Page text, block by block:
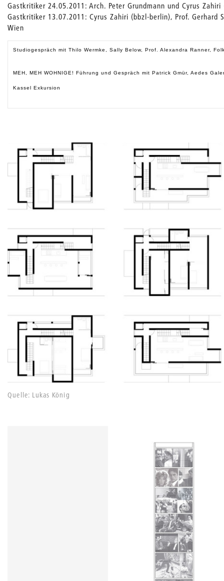
Gastkritiker 24.05.2011: Arch. Peter Grundmann und Cyrus
Gastkritiker 13.07.2011: Cyrus Zahiri (bbzl-berlin), Prof. Gerhard
Wien
Studiogespräch mit Thilo Wermke, Sally Below, Prof. Alexandra Ranner,
MEH, MEH WOHNIGE! Führung und Gespräch mit Patrick Gmür, Aedes
Kassel Exkursion
Quelle: Lukas König